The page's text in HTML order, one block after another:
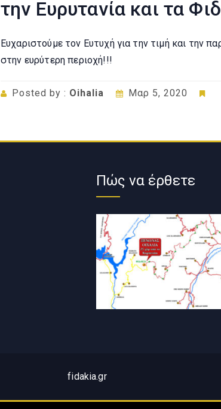
την Ευρυτανία και τα
Ευχαριστούμε τον Ευτυχή για την τιμή και την
στην ευρύτερη περιοχή!!!
Posted by : Oihalia Μαρ 5, 2020
Πώς να έρθετε
fidakia.gr